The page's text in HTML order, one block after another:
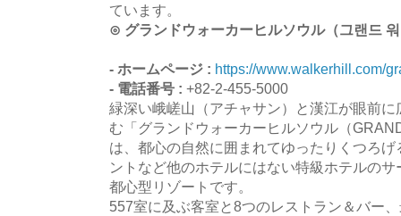
ています。
⊙ グランドウォーカーヒルソウル（그랜드
- ホームページ : https://www.walkerhill.com/
- 電話番号 : +82-2-455-5000
緑深い峨嵯山（アチャサン）と漢江が眼前
む「グランドウォーカーヒルソウル（
は、都心の自然に囲まれてゆったりくつろ
ントなど他のホテルにはない特級ホテルの
都心型リゾートです。
557室に及ぶ客室と8つのレストラン＆バー